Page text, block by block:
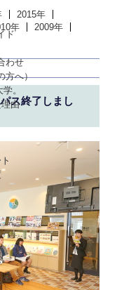
ド
わせ
方へ）
。
由
2015年
年
2009年
ス終了しまし